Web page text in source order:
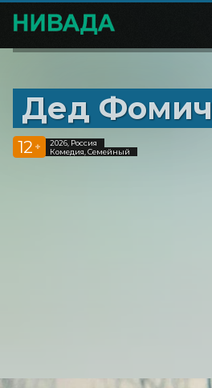
Дед Фомич
12 +
2026, Россия
Комедия, Семейный